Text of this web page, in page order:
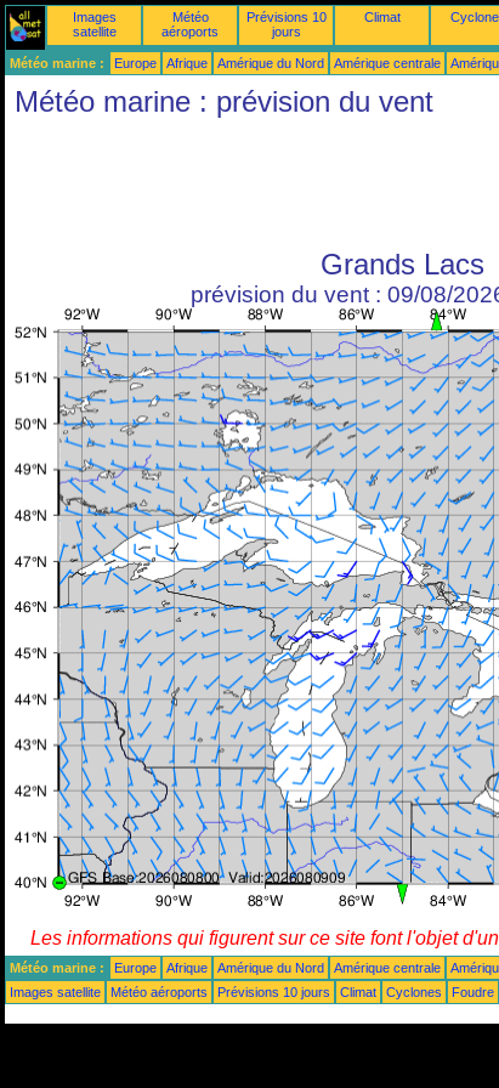
Images
satellite
Météo
aéroports
Prévisions 10
jours
Climat
Météo marine : Europe Afrique Amérique du Nord Amérique centrale
Météo marine : prévision du vent
Grands Lacs
prévision du vent : 09/08/
Les informations qui figurent sur ce site font l'objet
Météo marine : Europe Afrique Amérique du Nord Amérique centrale
Images satellite
Météo aéroports Prévisions 10 jours Climat Cyclones Foudre